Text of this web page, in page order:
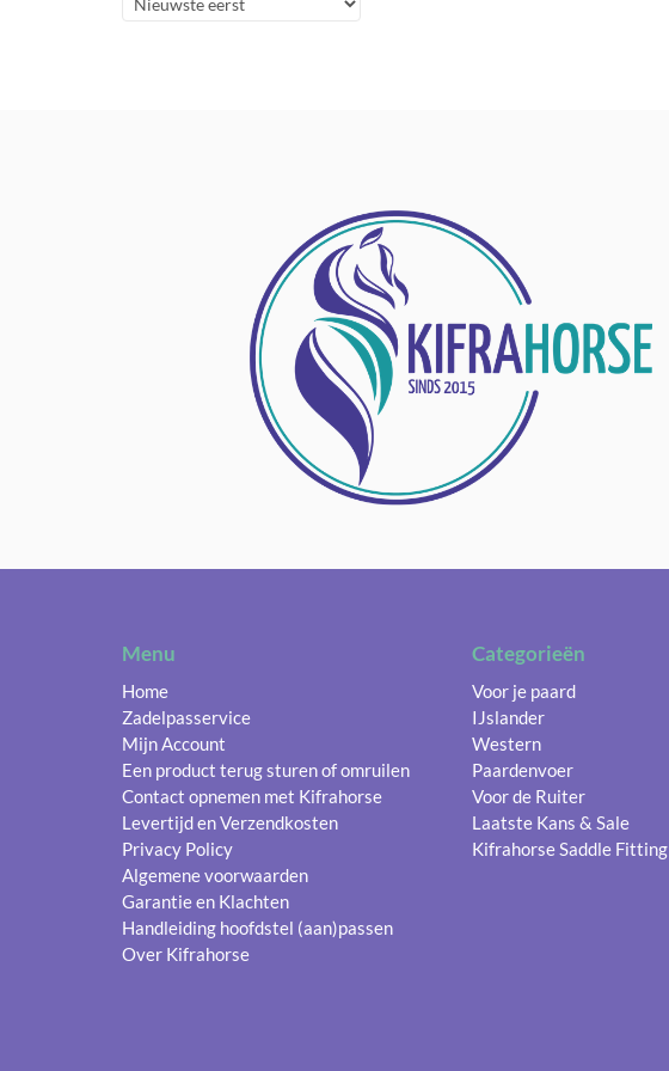
Categorieën
Voor je paard
IJslander
Western
Paardenvoer
Voor de Ruiter
Laatste Kans & Sale
Kifrahorse Saddle Fitting
Menu
Home
Zadelpasservice
Mijn Account
Een product terug sturen of omruilen
Contact opnemen met Kifrahorse
Levertijd en Verzendkosten
Privacy Policy
Algemene voorwaarden
Garantie en Klachten
Handleiding hoofdstel (aan)passen
Over Kifrahorse